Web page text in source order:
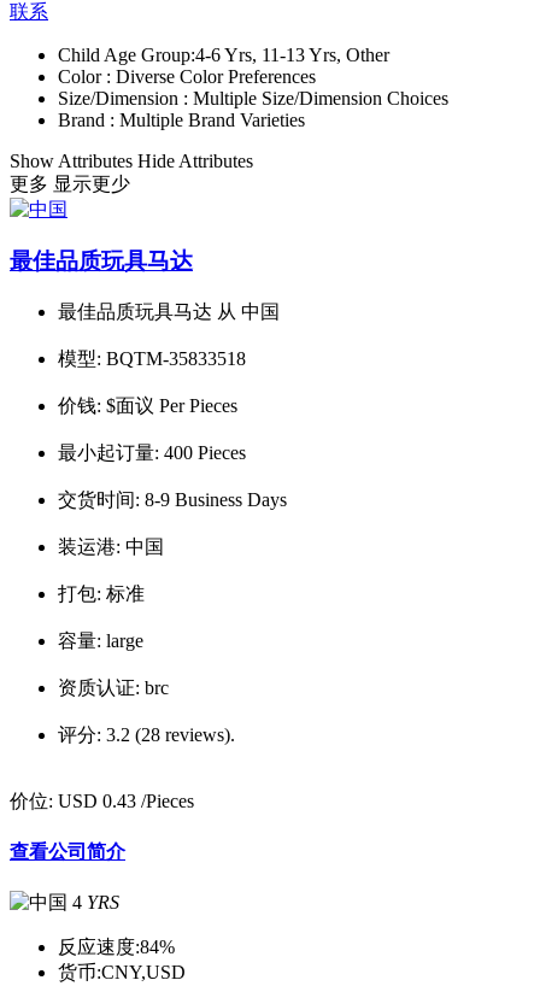
联系
Child Age Group:4-6 Yrs, 11-13 Yrs, Other
Color : Diverse Color Preferences
Size/Dimension : Multiple Size/Dimension Choices
Brand : Multiple Brand Varieties
Show Attributes Hide Attributes
更多 显示更少
最佳品质玩具马达
最佳品质玩具马达 从 中国
模型: BQTM-35833518
价钱: $面议 Per Pieces
最小起订量: 400 Pieces
交货时间: 8-9 Business Days
装运港: 中国
打包: 标准
容量: large
资质认证: brc
评分: 3.2 (28 reviews).
价位: USD 0.43 /Pieces
查看公司简介
4 YRS
反应速度:84%
货币:CNY,USD